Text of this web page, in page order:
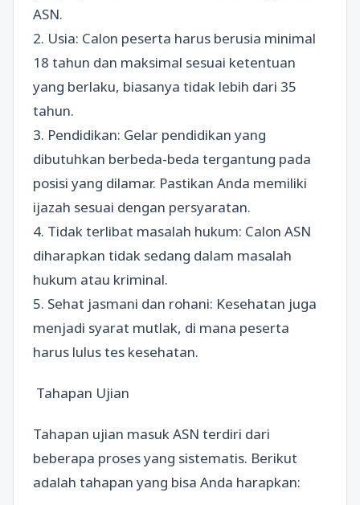
ASN.
2. Usia: Calon peserta harus berusia minimal
18 tahun dan maksimal sesuai ketentuan
yang berlaku, biasanya tidak lebih dari 35
tahun.
3. Pendidikan: Gelar pendidikan yang
dibutuhkan berbeda-beda tergantung pada
posisi yang dilamar. Pastikan Anda memiliki
ijazah sesuai dengan persyaratan.
4. Tidak terlibat masalah hukum: Calon ASN
diharapkan tidak sedang dalam masalah
hukum atau kriminal.
5. Sehat jasmani dan rohani: Kesehatan juga
menjadi syarat mutlak, di mana peserta
harus lulus tes kesehatan.
Tahapan Ujian
Tahapan ujian masuk ASN terdiri dari
beberapa proses yang sistematis. Berikut
adalah tahapan yang bisa Anda harapkan: